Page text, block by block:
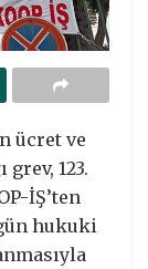
ücret ve
grev, 123.
İŞ’ten
hukuki